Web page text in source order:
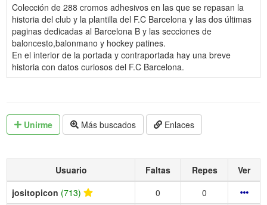
Colección de 288 cromos adhesivos en las que se repasan la
historia del club y la plantilla del F.C Barcelona y las dos últimas
paginas dedicadas al Barcelona B y las secciones de
baloncesto,balonmano y hockey patines.
En el interior de la portada y contraportada hay una breve
historia con datos curiosos del F.C Barcelona.
Unirme Más buscados Enlaces
Usuario Faltas Repes
Ver
jositopicon (713) 0 0